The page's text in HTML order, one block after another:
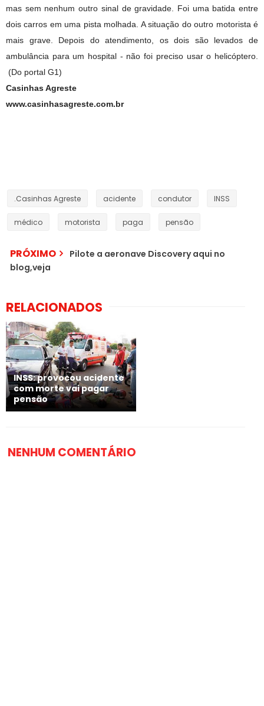
mas sem nenhum outro sinal de gravidade. Foi uma batida entre
dois carros em uma pista molhada. A situação do outro motorista é
mais grave. Depois do atendimento, os dois são levados de
ambulância para um hospital - não foi preciso usar o helicóptero.
(Do portal G1)
Casinhas Agreste
www.casinhasagreste.com.br
.Casinhas Agreste acidente condutor INSS
médico motorista paga pensão
PRÓXIMO
Pilote a aeronave Discovery aqui no
blog,veja
RELACIONADOS
INSS: provocou acidente
com morte vai pagar
pensão
NENHUM COMENTÁRIO